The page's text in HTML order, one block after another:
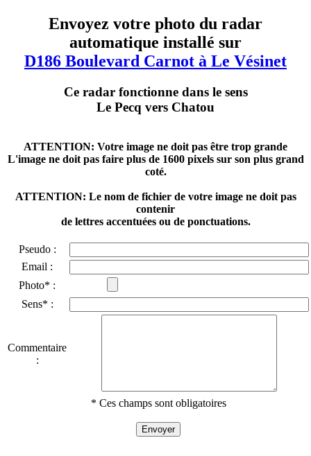
Envoyez votre photo du radar
automatique installé sur
D186 Boulevard Carnot à Le Vésinet
Ce radar fonctionne dans le sens
Le Pecq vers Chatou
ATTENTION: Votre image ne doit pas être trop grande
L'image ne doit pas faire plus de 1600 pixels sur son plus grand
coté.
ATTENTION: Le nom de fichier de votre image ne doit pas
contenir
de lettres accentuées ou de ponctuations.
Pseudo :
Email :
Photo* :
Sens* :
Commentaire
:
* Ces champs sont obligatoires